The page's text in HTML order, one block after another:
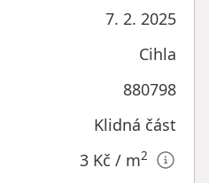
7. 2. 2025
Cihla
880798
Klidná část
3 Kč / m2